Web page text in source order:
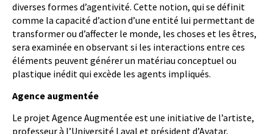
diverses formes d’agentivité. Cette notion, qui se définit
comme la capacité d’action d’une entité lui permettant de
transformer ou d’affecter le monde, les choses et les êtres,
sera examinée en observant si les interactions entre ces
éléments peuvent générer un matériau conceptuel ou
plastique inédit qui excède les agents impliqués.
Agence augmentée
Le projet Agence Augmentée est une initiative de l’artiste,
professeur à l’Université Laval et président d’Avatar,